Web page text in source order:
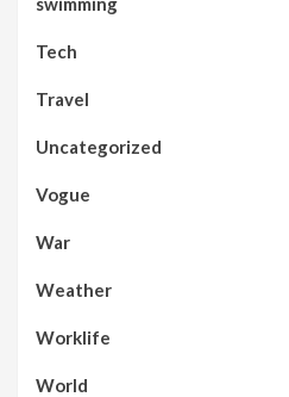
Tech
Travel
Uncategorized
Vogue
War
Weather
Worklife
World